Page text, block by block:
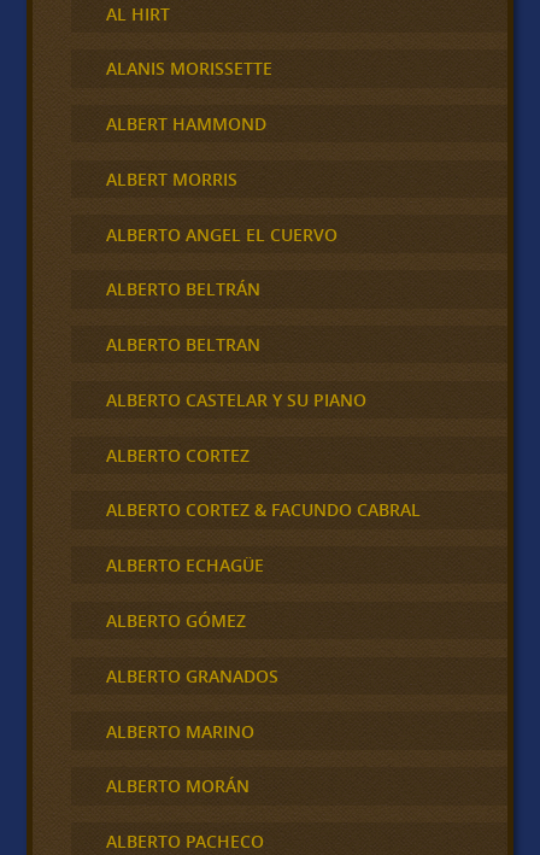
AL HIRT
ALANIS MORISSETTE
ALBERT HAMMOND
ALBERT MORRIS
ALBERTO ANGEL EL CUERVO
ALBERTO BELTRÁN
ALBERTO BELTRAN
ALBERTO CASTELAR Y SU PIANO
ALBERTO CORTEZ
ALBERTO CORTEZ & FACUNDO CABRAL
ALBERTO ECHAGÜE
ALBERTO GÓMEZ
ALBERTO GRANADOS
ALBERTO MARINO
ALBERTO MORÁN
ALBERTO PACHECO